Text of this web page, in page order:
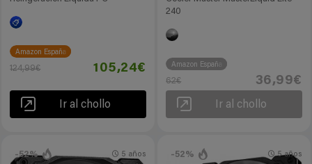
Amazon España
124,99€ 105,24€
Ir al chollo
240
Amazon España
62€ 36,99€
Ir al chollo
-52% 5 años -52% 5 años